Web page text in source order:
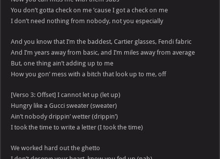
You don’t gotta check on me ’cause I got a check on me
I don’t need nothing from nobody, not you especially
And you know that I’m the baddest, Cartier glasses, Fendi fabric
And I’m years away from basic, and I’m miles away from average
But, one thing ain’t adding up to me
How you gon’ mess with a bitch that look up to me, off
[Verso 3: Offset] I cannot let up (let up)
Hungry like a Gucci sweater (sweater)
Ain’t nobody drippin’ wetter (drippin’)
I took the time to write a letter (I took the time)
We worked hard out the ghetto